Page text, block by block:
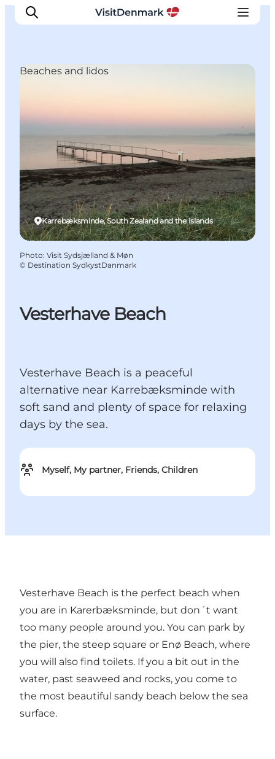
Destinations
Quoi faire
Hébergements
Planifiez votre voyage
Vesterhave Beach
Vesterhave Beach is a peaceful
alternative near Karrebæksminde with
soft sand and plenty of space for relaxing
days by the sea.
Myself, My partner, Friends, Children
Karrebæksminde, South Zealand and the Islands
Beaches and lidos
Photo: Visit Sydsjælland & Møn
© Destination SydkystDanmark
Vesterhave Beach is the perfect beach when
you are in Karerbæksminde, but don´t want
too many people around you. You can park by
the pier, the steep square or Enø Beach, where
you will also find toilets. If you a bit out in the
water, past seaweed and rocks, you come to
the most beautiful sandy beach below the sea
surface.